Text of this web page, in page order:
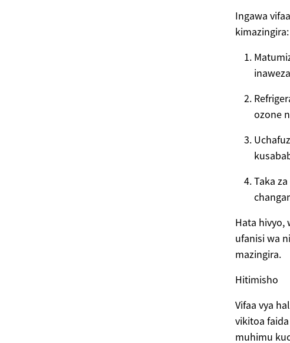
Ingawa
kimazingira:
ozone
Taka
Hata hivyo,
ufanisi wa
mazingira.
Hitimisho
Vifaa vya
vikitoa
muhimu